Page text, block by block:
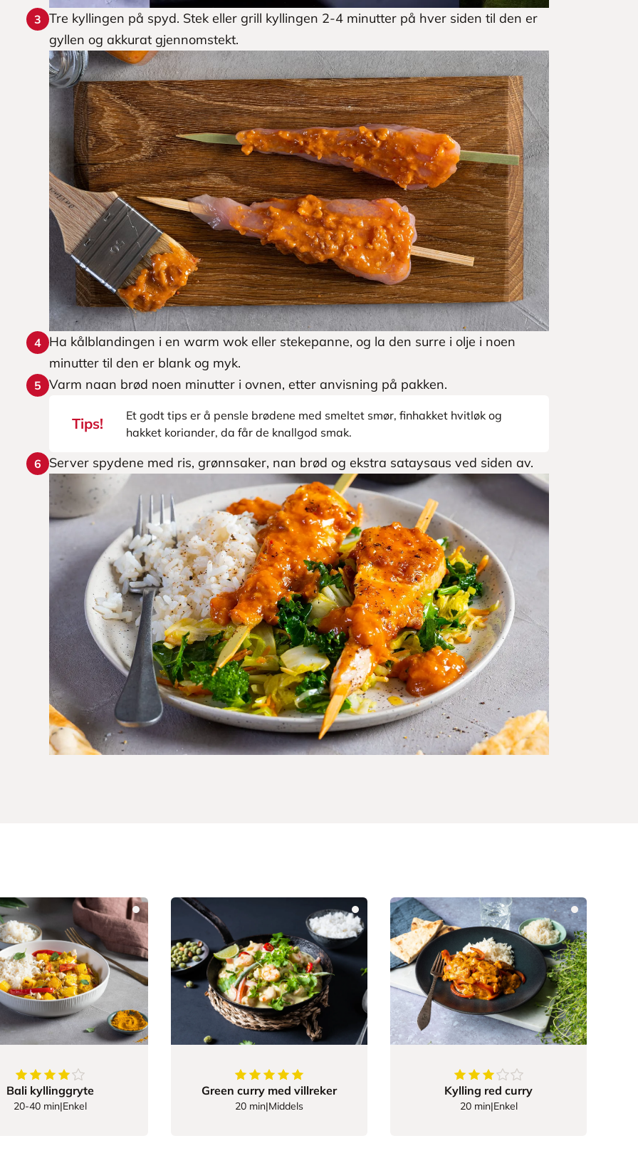
3 Tre kyllingen på spyd. Stek eller grill kyllingen 2-4 minutter på hver siden til den er
gyllen og akkurat gjennomstekt.
4 Ha kålblandingen i en warm wok eller stekepanne, og la den surre i olje i noen
minutter til den er blank og myk.
5 Varm naan brød noen minutter i ovnen, etter anvisning på pakken.
Tips!
Et godt tips er å pensle brødene med smeltet smør, finhakket hvitløk og
hakket koriander, da får de knallgod smak.
6 Server spydene med ris, grønnsaker, nan brød og ekstra sataysaus ved siden av.
4.433333333333334
Bali kyllinggryte
20-40 min|Enkel
5av5stjerner
Green curry med villreker
20 min|Middels
3.8529411764705883
Kylling red curry
20 min|Enkel